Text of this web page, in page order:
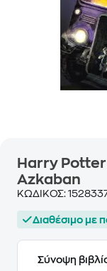
Harry
Azkaban
ΚΩΔΙΚΟΣ:
Διαθέσιμο με
Σύνοψη